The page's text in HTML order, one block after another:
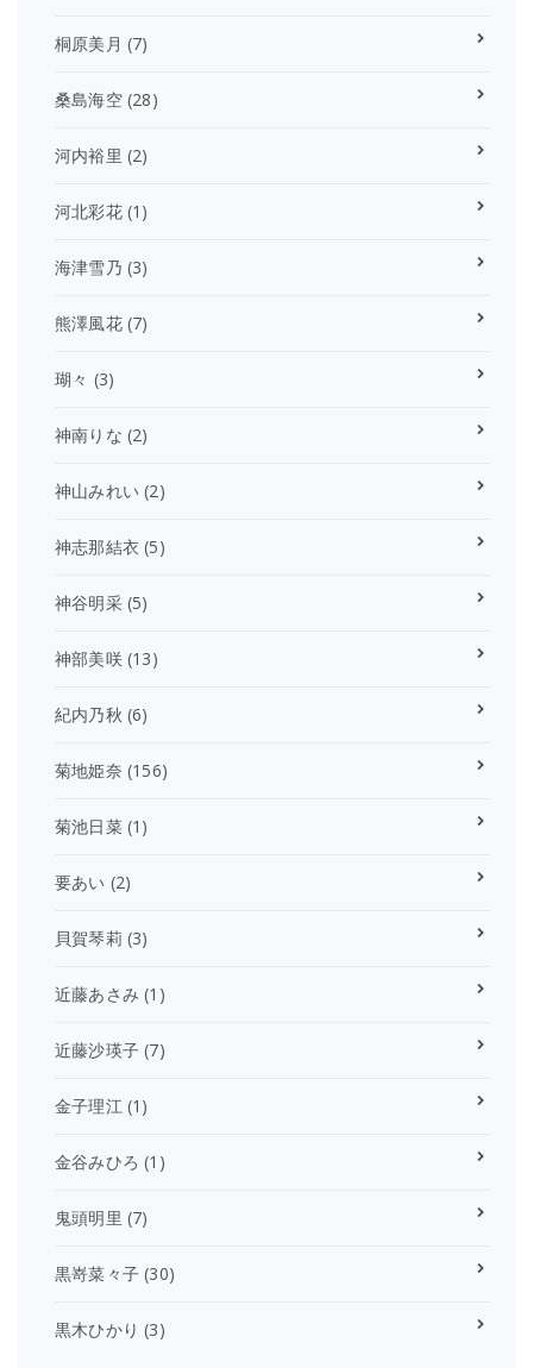
桐原美月 (7)
桑島海空(28)
河内裕里 (2)
河北彩花(1)
海津雪乃 (3)
熊澤風花(7)
瑚々 (3)
神南りな (2)
神山みれい (2)
神志那結衣 (5)
神谷明采(5)
神部美咲(13)
紀内乃秋 (6)
菊地姫奈 (156)
菊池日菜(1)
要あい (2)
貝賀琴莉 (3)
近藤あさみ (1)
近藤沙瑛子 (7)
金子理江 (1)
金谷みひろ (1)
鬼頭明里 (7)
黒嵜菜々子 (30)
黒木ひかり (3)